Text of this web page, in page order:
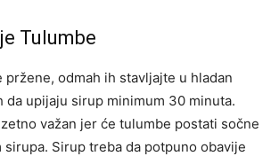
Tulumbe
pržene, odmah ih stavljajte u hladan
da upijaju sirup minimum 30 minuta.
važan jer će tulumbe postati sočne
sirupa. Sirup treba da potpuno obavije